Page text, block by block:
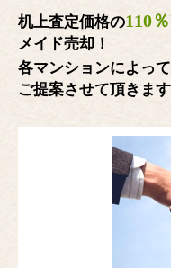
机上査定価格の110
メイド売却！
各マンションによって
ご提案させて頂きます